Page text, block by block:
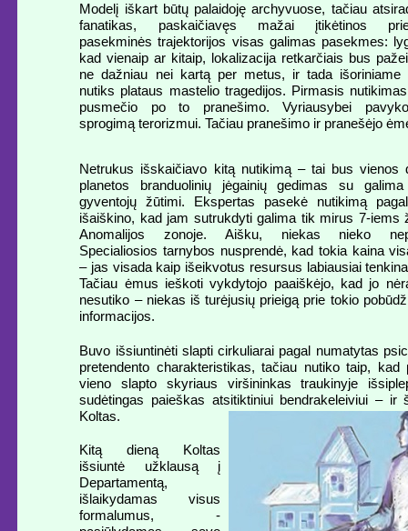
Modelį iškart būtų palaidoję archyvuose, tačiau
fanatikas, paskaičiavęs mažai įtikėtinos
pasekminės trajektorijos visas galimas pasekmes:
kad vienaip ar kitaip, lokalizacija retkarčiais bus
ne dažniau nei kartą per metus, ir tada išoriniame
nutiks plataus mastelio tragedijos. Pirmasis
pusmečio po to pranešimo. Vyriausybei
sprogimą terorizmui. Tačiau pranešimo ir pranešėjo
Netrukus išskaičiavo kitą nutikimą – tai bus vienos
planetos branduolinių jėgainių gedimas su
gyventojų žūtimi. Ekspertas pasekė nutikimą
išaiškino, kad jam sutrukdyti galima tik mirus 7-iems
Anomalijos zonoje. Aišku, niekas nieko
Specialiosios tarnybos nusprendė, kad tokia kaina
– jas visada kaip išeikvotus resursus labiausiai
Tačiau ėmus ieškoti vykdytojo paaiškėjo, kad jo
nesutiko – niekas iš turėjusių prieigą prie tokio
informacijos.
Buvo išsiuntinėti slapti cirkuliarai pagal numatytas
pretendento charakteristikas, tačiau nutiko taip, kad
vieno slapto skyriaus viršininkas traukinyje
sudėtingas paieškas atsitiktiniui bendrakeleiviui – ir
Koltas.
Kitą dieną Koltas
išsiuntė užklausą į
Departamentą,
išlaikydamas visus
formalumus, -